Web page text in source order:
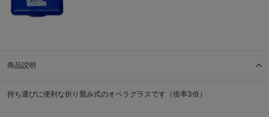
商品説明
持ち運びに便利な折り畳み式のオペラグラスです（倍率3倍）